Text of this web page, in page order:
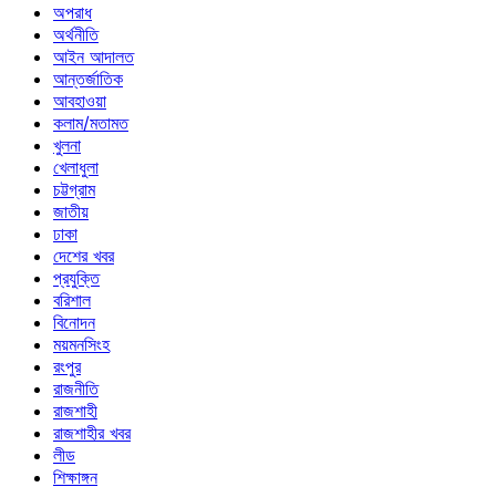
অপরাধ
অর্থনীতি
আইন আদালত
আন্তর্জাতিক
আবহাওয়া
কলাম/মতামত
খুলনা
খেলাধুলা
চট্টগ্রাম
জাতীয়
ঢাকা
দেশের খবর
প্রযুক্তি
বরিশাল
বিনোদন
ময়মনসিংহ
রংপুর
রাজনীতি
রাজশাহী
রাজশাহীর খবর
লীড
শিক্ষাঙ্গন